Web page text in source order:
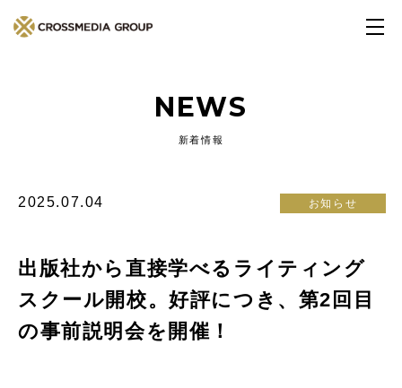
NEWS
新着情報
2025.07.04 お知らせ
出版社から直接学べるライティング
スクール開校。好評につき、第2回目
の事前説明会を開催！